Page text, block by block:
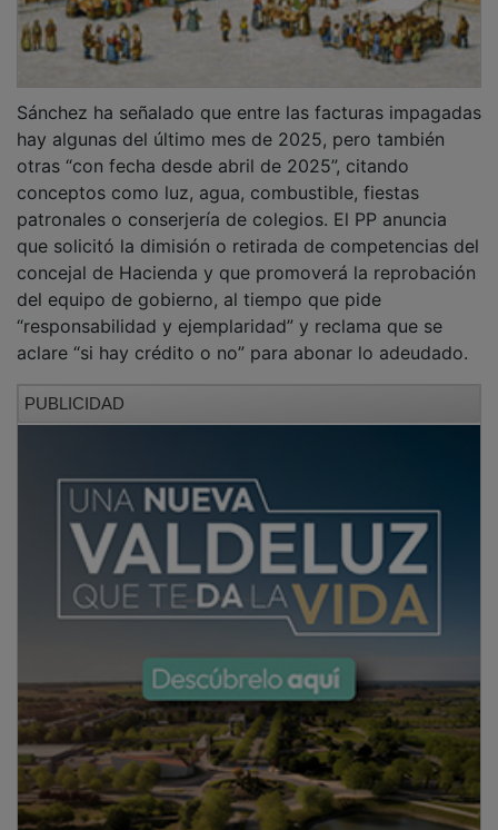
hay algunas del último mes de 2025, pero también
otras “con fecha desde abril de 2025”, citando
conceptos como luz, agua, combustible, fiestas
patronales o conserjería de colegios. El PP anuncia
que solicitó la dimisión o retirada de competencias del
concejal de Hacienda y que promoverá la reprobación
del equipo de gobierno, al tiempo que pide
“responsabilidad y ejemplaridad” y reclama que se
aclare “si hay crédito o no” para abonar lo adeudado.